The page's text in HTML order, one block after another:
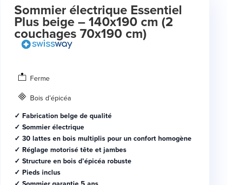
Sommier électrique Essentiel
Plus beige – 140x190 cm (2
couchages 70x190 cm)
Ferme
Bois d’épicéa
✓ Fabrication belge de qualité
✓ Sommier électrique
✓ 30 lattes en bois multiplis pour un confort homogène
✓ Réglage motorisé tête et jambes
✓ Structure en bois d’épicéa robuste
✓ Pieds inclus